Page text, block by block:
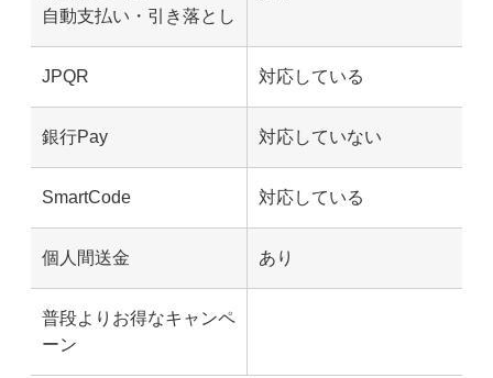
自動支払い・引き落とし
JPQR 対応している
銀行Pay 対応していない
SmartCode 対応している
個人間送金 あり
普段よりお得なキャンペ
ーン